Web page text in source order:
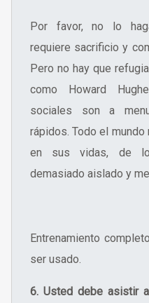
Por favor, no lo
requiere sacrificio y
Pero no hay que
como Howard
sociales son a
rápidos. Todo el
en sus vidas, de lo
demasiado aislado y
Entrenamiento
ser usado.
6. Usted debe asistir